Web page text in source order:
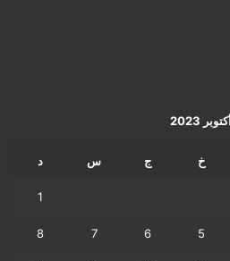
2023
خ ج س د
1
5
6
7
8